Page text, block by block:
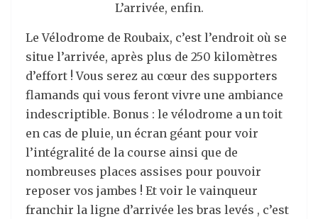
L’arrivée, enfin.
Le Vélodrome de Roubaix, c’est l’endroit où se
situe l’arrivée, après plus de 250 kilomètres
d’effort ! Vous serez au cœur des supporters
flamands qui vous feront vivre une ambiance
indescriptible. Bonus : le vélodrome a un toit
en cas de pluie, un écran géant pour voir
l’intégralité de la course ainsi que de
nombreuses places assises pour pouvoir
reposer vos jambes ! Et voir le vainqueur
franchir la ligne d’arrivée les bras levés , c’est